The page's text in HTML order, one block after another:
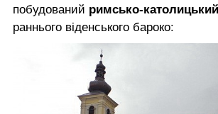
побудований римсько-
раннього віденського бароко: